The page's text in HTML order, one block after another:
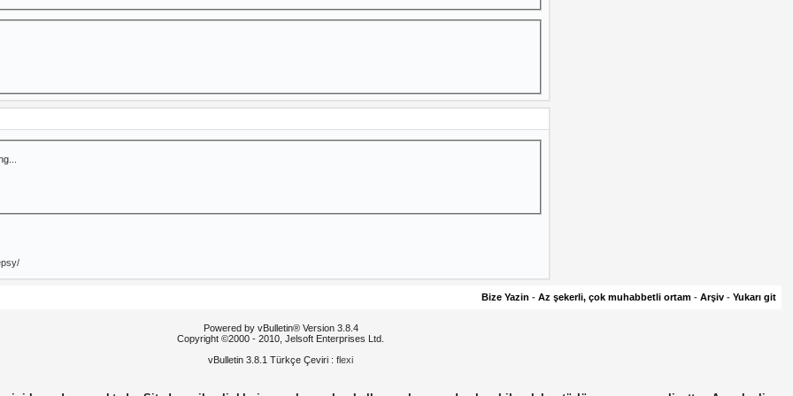
Bize Yazin - Az şekerli, çok muhabbetli ortam - Arşiv - Yukarı git
Powered by vBulletin® Version 3.8.4
Copyright ©2000 - 2010, Jelsoft Enterprises Ltd.
vBulletin 3.8.1 Türkçe Çeviri : flexi